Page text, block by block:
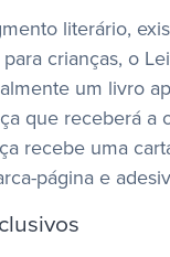
literário,
crianças, o
um livro
que receberá a
recebe uma
página e